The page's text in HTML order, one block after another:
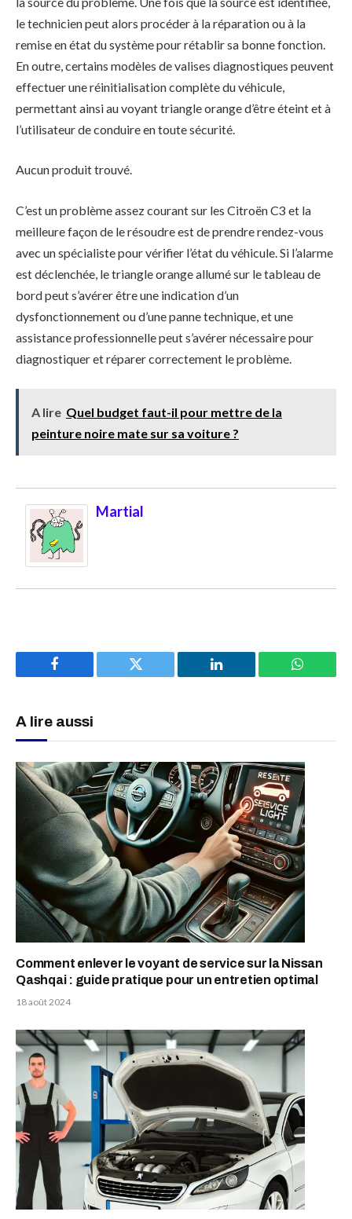
le technicien peut alors procéder à la réparation ou à la
remise en état du système pour rétablir sa bonne fonction.
En outre, certains modèles de valises diagnostiques peuvent
effectuer une réinitialisation complète du véhicule,
permettant ainsi au voyant triangle orange d’être éteint et à
l’utilisateur de conduire en toute sécurité.
Aucun produit trouvé.
C’est un problème assez courant sur les Citroën C3 et la
meilleure façon de le résoudre est de prendre rendez-vous
avec un spécialiste pour vérifier l’état du véhicule. Si l’alarme
est déclenchée, le triangle orange allumé sur le tableau de
bord peut s’avérer être une indication d’un
dysfonctionnement ou d’une panne technique, et une
assistance professionnelle peut s’avérer nécessaire pour
diagnostiquer et réparer correctement le problème.
A lire Quel budget faut-il pour mettre de la
peinture noire mate sur sa voiture ?
Martial
Facebook Twitter LinkedIn
A lire aussi
Comment enlever le voyant de service sur la Nissan
Qashqai : guide pratique pour un entretien optimal
18 août 2024